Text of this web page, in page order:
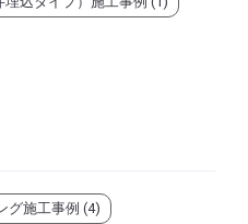
グ施工事例 (4)